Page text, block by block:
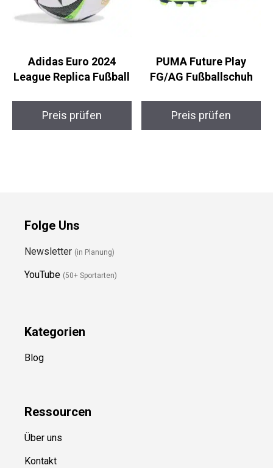
Adidas Euro 2024
League Replica Fußball
Preis prüfen
PUMA Future Play
FG/AG Fußballschuh
Preis prüfen
Folge Uns
Newsletter (in Planung)
YouTube (50+ Sportarten)
Kategorien
Blog
Ressourcen
Über uns
Kontakt